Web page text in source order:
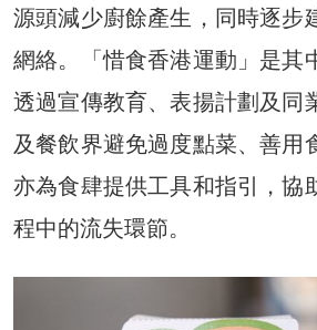
源頭減少廚餘產生，同時逐步
網絡。「惜食香港運動」是其
透過宣傳教育、表揚計劃及同
及餐飲界避免過度點菜、善用
亦為食肆提供工具和指引，協
程中的流失環節。